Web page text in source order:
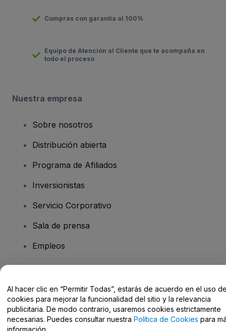
Compras con garantía al 100%
Equipo de Atención al Cliente que te acompaña en
todo el proceso
Nuestra empresa
Sobre nosotros
Distribución abierta
Programa de Afiliados
Inversionistas
Servicio Corporativo
Sala de prensa
Empleos
Centro de Ayuda / Contacto
Al hacer clic en “Permitir Todas”, estarás de acuerdo en el uso
cookies para mejorar la funcionalidad del sitio y la relevancia
publicitaria. De modo contrario, usaremos cookies estrictamente
necesarias. Puedes consultar nuestra Política de Cookies para
información.